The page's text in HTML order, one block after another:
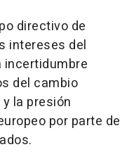
directivo de
intereses del
incertidumbre
del cambio
la presión
por parte de